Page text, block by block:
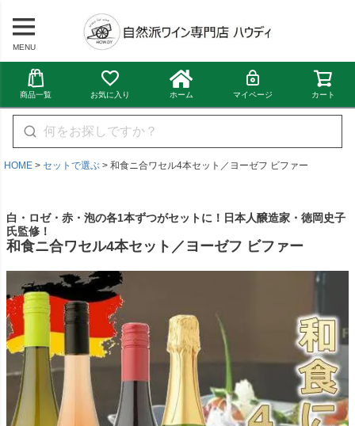
MENU
商品一覧 お気に入り ホーム マイページ カート
HOME セットで選ぶ 和食ニ合ワセル4本セット／ヨーゼフ ビファー
白・ロゼ・赤・泡の各1本ずつがセットに！日本人醸造家・徳岡史子
氏監修！
和食ニ合ワセル4本セット／ヨーゼフ ビファー